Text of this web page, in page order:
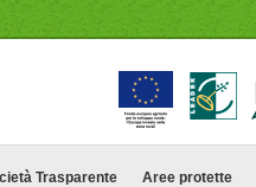
Trasparente Aree protette